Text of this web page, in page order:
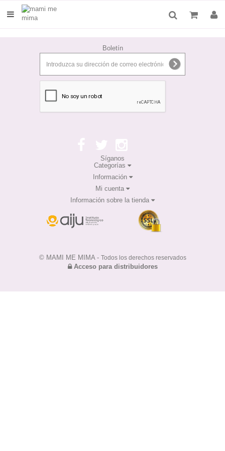
Boletín
Síganos
Categorías
Información
Mi cuenta
Información sobre la tienda
© MAMI ME MIMA - Todos los derechos reservados
Acceso para distribuidores